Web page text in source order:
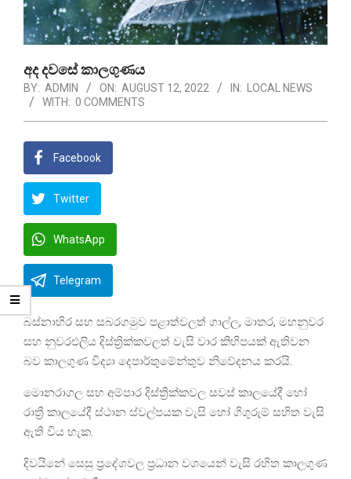
අද දවසේ කාලගුණය
BY: ADMIN ON: AUGUST 12, 2022 IN:
LOCAL NEWS
WITH: 0 COMMENTS
Facebook
Twitter
WhatsApp
Telegram
බස්නාහිර සහ සබරගමුව පළාත්වලත් ගාල්ල, මාතර, මහනුවර
සහ නුවරඑලිය දිස්ත්‍රික්කවලත් වැසි වාර කිහිපයක් ඇතිවන
බව කාලගුණ විද්‍යා දෙපාර්තුමේන්තුව නිවේදනය කරයි.
මොනරාගල සහ අම්පාර දිස්ත්‍රික්කවල සවස් කාලයේදී හෝ
රාත්‍රී කාලයේදී ස්ථාන ස්වල්පයක වැසි හෝ ගිගුරුම් සහිත වැසි
ඇති විය හැක.
දිවයිනේ සෙසු ප්‍රදේශවල ප්‍රධාන වශයෙන් වැසි රහිත කාලගුණ